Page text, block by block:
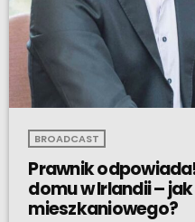
BROADCAST
Prawnik
domu w Irlandii –
mieszkaniowego?